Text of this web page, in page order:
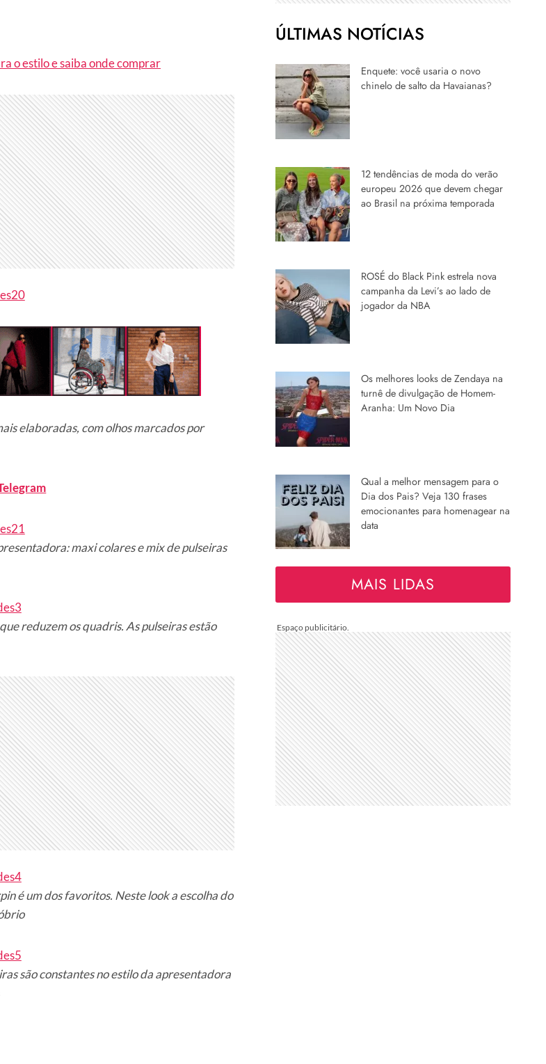
o estilo e saiba onde comprar
elaboradas, com olhos marcados por
maxi colares e mix de pulseiras
reduzem os quadris. As pulseiras estão
é um dos favoritos. Neste look a escolha do
são constantes no estilo da apresentadora
ÚLTIMAS NOTÍCIAS
Enquete: você usaria o novo
chinelo de salto da Havaianas?
12 tendências de moda do verão
europeu 2026 que devem chegar
ao Brasil na próxima temporada
ROSÉ do Black Pink estrela nova
campanha da Levi’s ao lado de
jogador da NBA
Os melhores looks de Zendaya na
turnê de divulgação de Homem-
Aranha: Um Novo Dia
Qual a melhor mensagem para o
Dia dos Pais? Veja 130 frases
emocionantes para homenagear na
data
MAIS LIDAS